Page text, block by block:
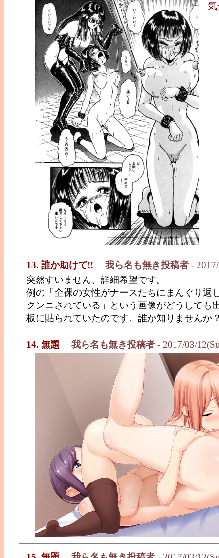
気
13. 誰か助けて!! 我ら名も無き投稿者 -
突然すいません、詳細希望です。
例の「全裸の女性がナースたちにまんぐり返
クンニされている」という画像がどうしても
板に貼られていたのです。誰か知りませんか
14. 無題 我ら名も無き投稿者 - 2017/03/